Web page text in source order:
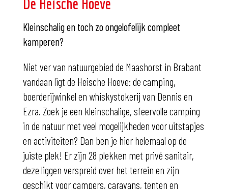
De Heische Hoeve
Kleinschalig en toch zo ongelofelijk compleet
kamperen?
Niet ver van natuurgebied de Maashorst in Brabant
vandaan ligt de Heische Hoeve: de camping,
boerderijwinkel en whiskystokerij van Dennis en
Ezra. Zoek je een kleinschalige, sfeervolle camping
in de natuur met veel mogelijkheden voor uitstapjes
en activiteiten? Dan ben je hier helemaal op de
juiste plek! Er zijn 28 plekken met privé sanitair,
deze liggen verspreid over het terrein en zijn
geschikt voor campers, caravans, tenten en